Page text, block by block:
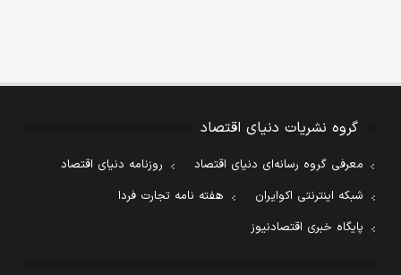
گروه نشریات دنیای اقتصاد
معرفی گروه رسانه‌ای دنیای اقتصاد
روزنامه دنیای اقتصاد
شبکه اینترنتی اکوایران
هفته نامه تجارت فردا
پایگاه خبری اقتصادنیوز